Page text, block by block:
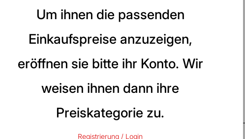
Um ihnen die passenden
Einkaufspreise anzuzeigen,
eröffnen sie bitte ihr Konto. Wir
weisen ihnen dann ihre
Preiskategorie zu.
Registrierung / Login
rot;schwarz
2 x 4,0 mm²